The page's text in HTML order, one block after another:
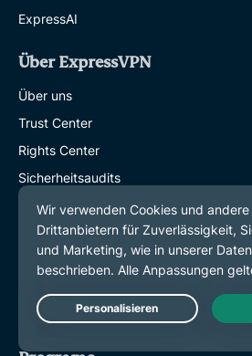
ExpressAI
Über ExpressVPN
Über uns
Trust Center
Rights Center
Sicherheitsaudits
ExpressVPN-Erfahrungen
Unsere Experten
Presse
Karriere